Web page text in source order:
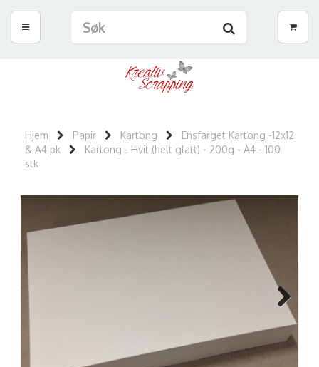
Hjem Papir Kartong
Ensfarget Kartong -12x12
& A4 pk
Kartong - Hvit (helt glatt) - 200g - A4 - 100
stk